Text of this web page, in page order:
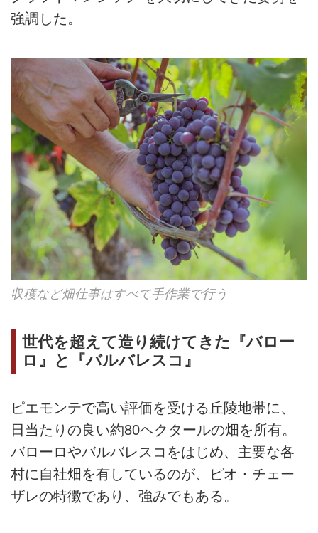
強調した。
収穫など畑仕事はすべて手作業で行う
世代を超えて造り続けてきた『バロー
ロ』と『バルバレスコ』
ピエモンテで高い評価を受ける丘陵地帯に、
日当たりの良い約80ヘクタールの畑を所有。
バローロやバルバレスコをはじめ、主要な各
村に自社畑を有しているのが、ピオ・チェー
ザレの特徴であり、強みでもある。